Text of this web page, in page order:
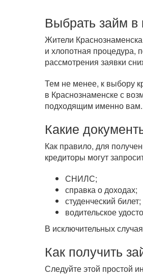
Выбрать займ в
Жители
и хлопотная процедура,
рассмотрения заявки
Тем не менее, к выбору
в Краснознаменске с
подходящим именно
Какие
Как правило, для
кредиторы могут
СНИЛС;
справка о доходах;
студенческий билет;
водительское
В исключительных
Как получить
Следуйте этой простой